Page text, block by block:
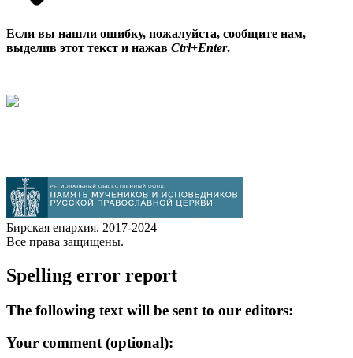
Если вы нашли ошибку, пожалуйста, сообщите нам,
выделив этот текст и нажав Ctrl+Enter.
Бирская епархия. 2017-2024
Все права защищены.
Spelling error report
The following text will be sent to our editors:
Your comment (optional):